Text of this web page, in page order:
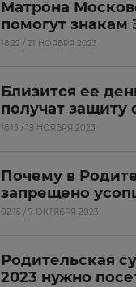
Матрона
помогут знакам
18:22 / 21 НОЯБРЯ 2023
Близится ее
получат
18:15 / 19 НОЯБРЯ 2023
Почему в
запрещено
02:15 / 7 ОКТЯБРЯ 2023
Родительская
2023 нужно